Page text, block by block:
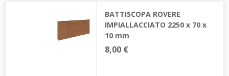
BATTISCOPA ROVERE
IMPIALLACCIATO 2250 x 70 x
10 mm
8,00 €